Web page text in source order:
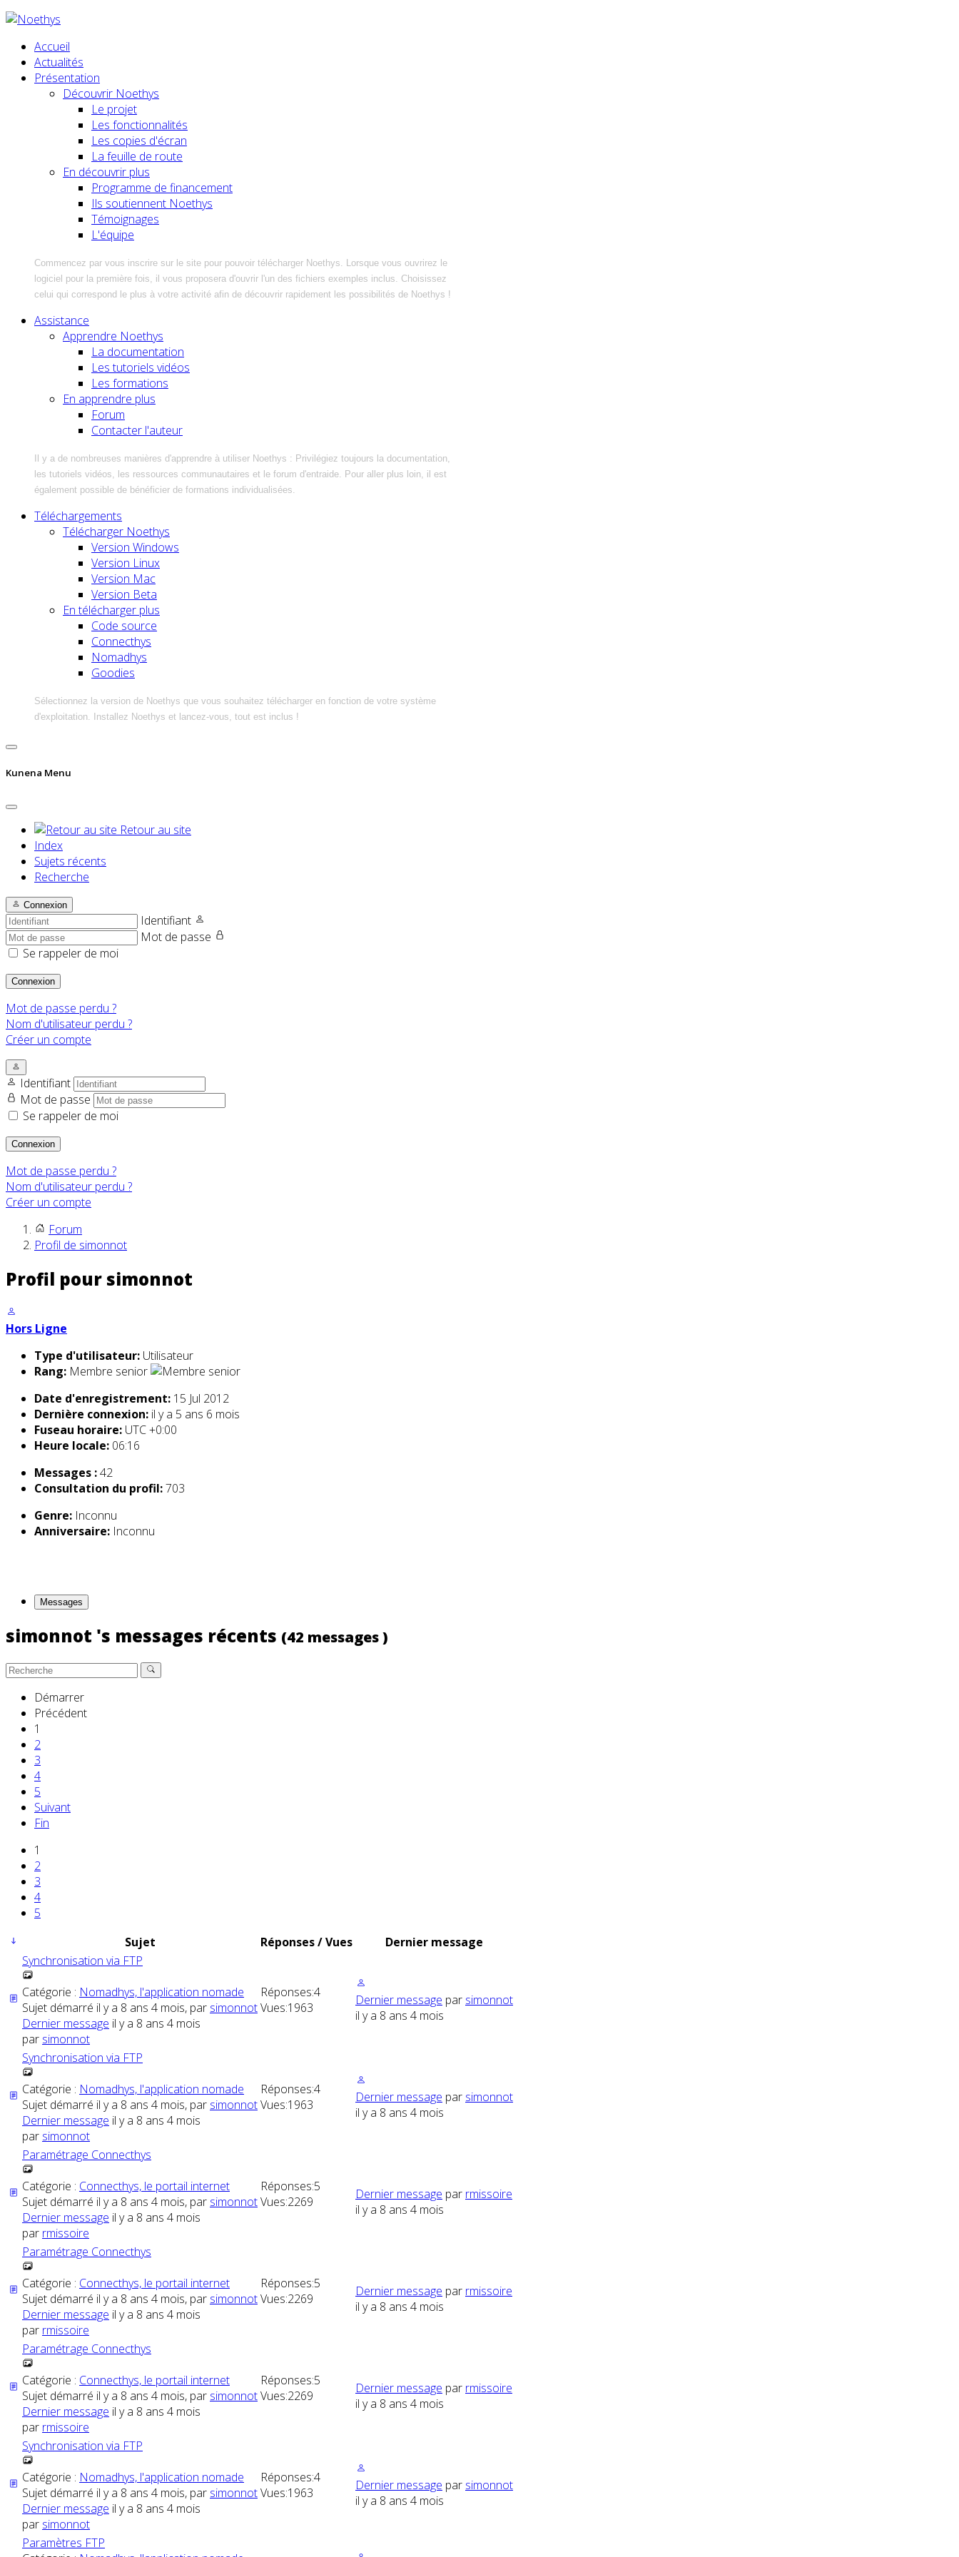
Accueil
Actualités
Présentation
Découvrir Noethys
Le projet
Les fonctionnalités
Les copies d'écran
La feuille de route
En découvrir plus
Programme de financement
Ils soutiennent Noethys
Témoignages
L'équipe
Commencez par vous inscrire sur le site pour pouvoir télécharger Noethys. Lorsque vous ouvrirez le
logiciel pour la première fois, il vous proposera d'ouvrir l'un des fichiers exemples inclus. Choisissez
celui qui correspond le plus à votre activité afin de découvrir rapidement les possibilités de Noethys !
Assistance
Apprendre Noethys
La documentation
Les tutoriels vidéos
Les formations
En apprendre plus
Forum
Contacter l'auteur
Il y a de nombreuses manières d'apprendre à utiliser Noethys : Privilégiez toujours la documentation,
les tutoriels vidéos, les ressources communautaires et le forum d'entraide. Pour aller plus loin, il est
également possible de bénéficier de formations individualisées.
Téléchargements
Télécharger Noethys
Version Windows
Version Linux
Version Mac
Version Beta
En télécharger plus
Code source
Connecthys
Nomadhys
Goodies
Sélectionnez la version de Noethys que vous souhaitez télécharger en fonction de votre système
d'exploitation. Installez Noethys et lancez-vous, tout est inclus !
Kunena Menu
Retour au site
Index
Sujets récents
Recherche
Connexion
Identifiant
Mot de passe
Se rappeler de moi
Connexion
Mot de passe perdu ?
Nom d'utilisateur perdu ?
Créer un compte
Identifiant
Mot de passe
Se rappeler de moi
Connexion
Mot de passe perdu ?
Nom d'utilisateur perdu ?
Créer un compte
Forum
Profil de simonnot
Profil pour simonnot
Hors Ligne
Type d'utilisateur: Utilisateur
Rang: Membre senior
Date d'enregistrement: 15 Jul 2012
Dernière connexion: il y a 5 ans 6 mois
Fuseau horaire: UTC +0:00
Heure locale: 06:16
Messages :42
Consultation du profil:703
Genre: Inconnu
Anniversaire: Inconnu
Messages
simonnot 's messages récents (42 messages )
Démarrer
Précédent
1
2
3
4
5
Suivant
Fin
1
2
3
4
5
Sujet
Réponses / Vues
Dernier message
Synchronisation via FTP
Catégorie : Nomadhys, l'application nomade
Sujet démarré il y a 8 ans 4 mois, par simonnot
Dernier message il y a 8 ans 4 mois
par simonnot
Réponses:4
Vues:1963 Dernier message par simonnot
il y a 8 ans 4 mois
Synchronisation via FTP
Catégorie : Nomadhys, l'application nomade
Sujet démarré il y a 8 ans 4 mois, par simonnot
Dernier message il y a 8 ans 4 mois
par simonnot
Réponses:4
Vues:1963 Dernier message par simonnot
il y a 8 ans 4 mois
Paramétrage Connecthys
Catégorie : Connecthys, le portail internet
Sujet démarré il y a 8 ans 4 mois, par simonnot
Dernier message il y a 8 ans 4 mois
par rmissoire
Réponses:5
Vues:2269 Dernier message par rmissoire
il y a 8 ans 4 mois
Paramétrage Connecthys
Catégorie : Connecthys, le portail internet
Sujet démarré il y a 8 ans 4 mois, par simonnot
Dernier message il y a 8 ans 4 mois
par rmissoire
Réponses:5
Vues:2269 Dernier message par rmissoire
il y a 8 ans 4 mois
Paramétrage Connecthys
Catégorie : Connecthys, le portail internet
Sujet démarré il y a 8 ans 4 mois, par simonnot
Dernier message il y a 8 ans 4 mois
par rmissoire
Réponses:5
Vues:2269 Dernier message par rmissoire
il y a 8 ans 4 mois
Synchronisation via FTP
Catégorie : Nomadhys, l'application nomade
Sujet démarré il y a 8 ans 4 mois, par simonnot
Dernier message il y a 8 ans 4 mois
par simonnot
Réponses:4
Vues:1963 Dernier message par simonnot
il y a 8 ans 4 mois
Paramètres FTP